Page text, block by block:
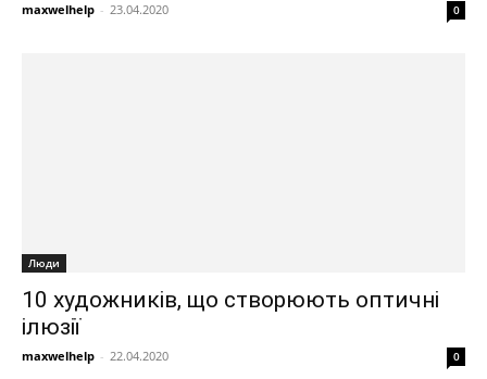
maxwelhelp - 23.04.2020 0
Люди
10 художників, що створюють оптичні
ілюзії
maxwelhelp - 22.04.2020 0